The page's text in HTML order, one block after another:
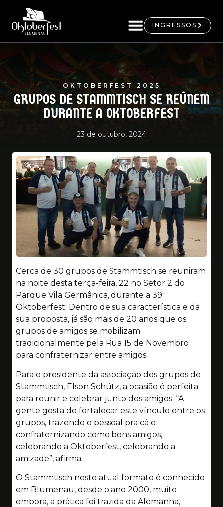
INGRESSOS
OKTOBERFEST 2025
GRUPOS DE STAMMTISCH SE REÚNEM
DURANTE A OKTOBERFEST
23 de outubro, 2024
Cerca de 30 grupos de Stammtisch se reuniram
na noite desta terça-feira, 22 no Setor 2 do
Parque Vila Germânica, durante a 39ª
Oktoberfest. Dentro de sua característica e da
sua proposta, já são mais de 20 anos que os
grupos de amigos se mobilizam
tradicionalmente pela Rua 15 de Novembro
para confraternizar entre amigos.
Para o presidente da associação dos grupos de
Stammtisch, Elson Schütz, a ocasião é perfeita
para reunir e celebrar junto dos amigos. “A
gente gosta de fortalecer este vínculo entre os
grupos, trazendo o pessoal pra cá e
confraternizando como bons amigos,
celebrando a Oktoberfest, celebrando a
amizade”, afirma.
O Stammtisch neste atual formato é conhecido
em Blumenau, desde o ano 2000, muito
embora, a prática foi trazida da Alemanha,